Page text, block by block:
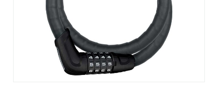
gestes
toucher
glisser.